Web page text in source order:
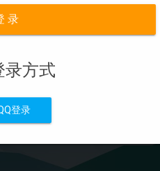
录
录方式
登录